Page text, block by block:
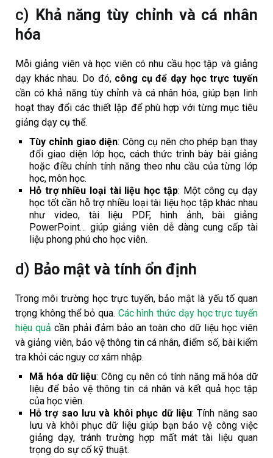
c) Khả năng tùy chỉnh và cá nhân
hóa
Mỗi giảng viên và học viên có nhu cầu học tập và giảng
dạy khác nhau. Do đó, công cụ để dạy học trực tuyến
cần có khả năng tùy chỉnh và cá nhân hóa, giúp bạn linh
hoạt thay đổi các thiết lập để phù hợp với từng mục tiêu
giảng dạy cụ thể.
Tùy chỉnh giao diện: Công cụ nên cho phép bạn thay
đổi giao diện lớp học, cách thức trình bày bài giảng
hoặc điều chỉnh tính năng theo nhu cầu của từng lớp
học, môn học.
Hỗ trợ nhiều loại tài liệu học tập: Một công cụ dạy
học tốt cần hỗ trợ nhiều loại tài liệu học tập khác nhau
như video, tài liệu PDF, hình ảnh, bài giảng
PowerPoint… giúp giảng viên dễ dàng cung cấp tài
liệu phong phú cho học viên.
d) Bảo mật và tính ổn định
Trong môi trường học trực tuyến, bảo mật là yếu tố quan
trọng không thể bỏ qua. Các hình thức dạy học trực tuyến
hiệu quả cần phải đảm bảo an toàn cho dữ liệu học viên
và giảng viên, bảo vệ thông tin cá nhân, điểm số, bài kiểm
tra khỏi các nguy cơ xâm nhập.
Mã hóa dữ liệu: Công cụ nên có tính năng mã hóa dữ
liệu để bảo vệ thông tin cá nhân và kết quả học tập
của học viên.
Hỗ trợ sao lưu và khôi phục dữ liệu: Tính năng sao
lưu và khôi phục dữ liệu giúp bạn bảo vệ công việc
giảng dạy, tránh trường hợp mất mát tài liệu quan
trọng do sự cố kỹ thuật.